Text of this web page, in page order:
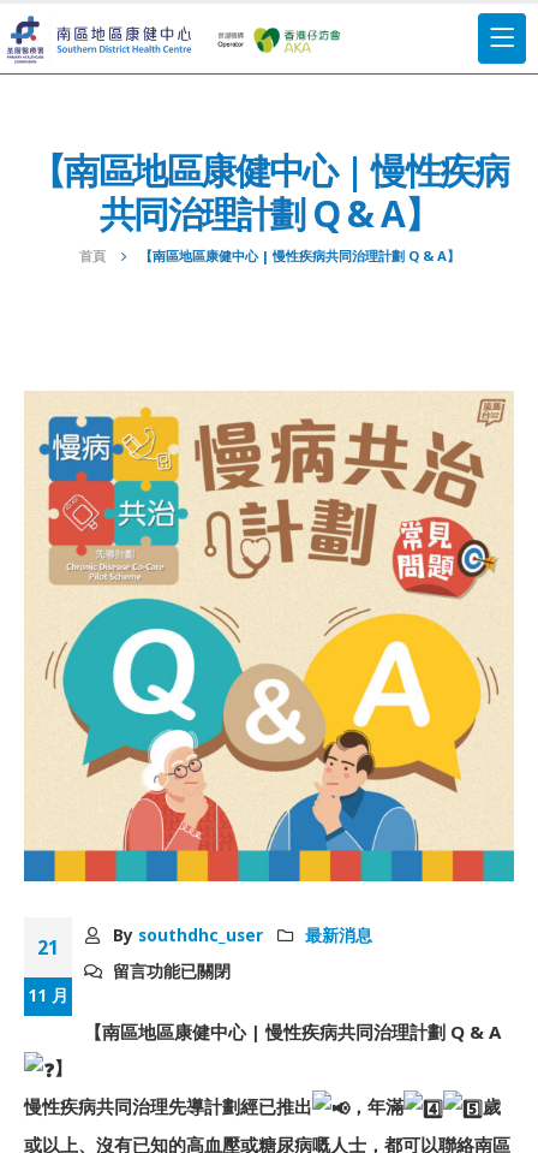
【南區地區康健中心 | 慢性疾病
共同治理計劃 Q & A】
首頁 【南區地區康健中心 | 慢性疾病共同治理計劃 Q & A】
21
11 月
By southdhc_user
最新消息
留言功能已關閉
【南區地區康健中心 | 慢性疾病共同治理計劃 Q & A
】
慢性疾病共同治理先導計劃經已推出
，年滿
歲
或以上、沒有已知的高血壓或糖尿病嘅人士，都可以聯絡南區